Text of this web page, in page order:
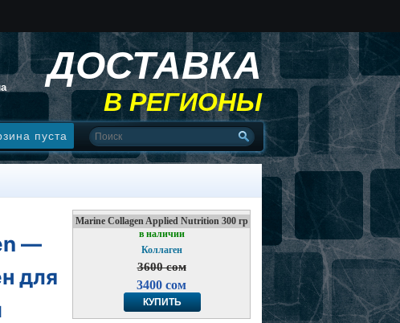
ДОСТАВКА
В РЕГИОНЫ
пуста
Marine Collagen Applied Nutrition 300 гр
в наличии
Коллаген
3600 сом
3400 сом
КУПИТЬ
—
для